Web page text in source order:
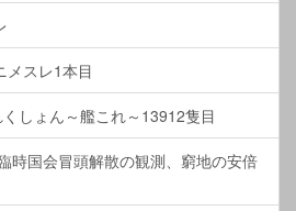
メスレ1本目
くしょん～艦これ～13912隻目
時国会冒頭解散の観測、窮地の安倍